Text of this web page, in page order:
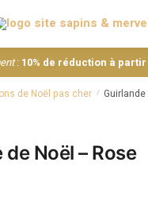
: 10% de réduction à partir
de Noël pas cher /
Noël – Rose